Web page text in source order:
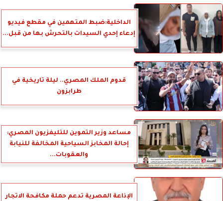
الداخلية:ضبط المتهمين في مقطع فيديو
إدعاء إحدي السيدات بالتحرش بها من قبل...
قدوم الملك المصري.. ليلة تاريخية في
طرابزون
مساعد وزير التموين للتليفزيون المصري:
إحالة المخابز السياحية المخالفة للنيابة
والعقوبات...
الإذاعة المصرية تدعم حملة مكافحة الاتجار